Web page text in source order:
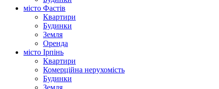
місто Фастів
Квартири
Будинки
Земля
Оренда
місто Ірпінь
Квартири
Комерційна нерухомість
Будинки
Земля